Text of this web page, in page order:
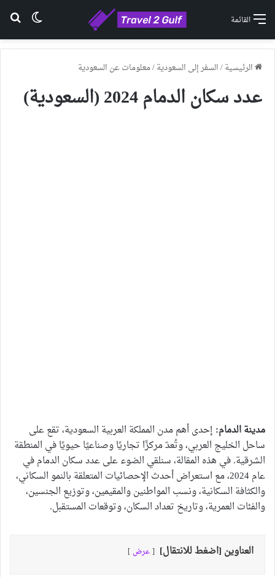
القائمة
الرئيسية/السفر إلى السعودية/معلومات عن السعودية
عدد سكان الدمام 2024 (السعودية)
مدينة الدمام: إحدى أهم مدن المملكة العربية السعودية، تقع على
ساحل الخليج العربي، وتُعدّ مركزًا تجاريًا وصناعيًا حيويًا في المنطقة
الشرقية. في هذه المقالة، سنلقي الضوء على عدد سكان الدمام في
عام 2024، مع استعراض أحدث الإحصائيات المتعلقة بالنمو السكاني،
والكثافة السكانية، ونسب المواطنين والمقيمين، وتوزيع الجنسين،
والفئات العمرية، وتاريخ تعداد السكان، وتوقعات المستقبل.
العناوين [اضغط للانتقال] عرض